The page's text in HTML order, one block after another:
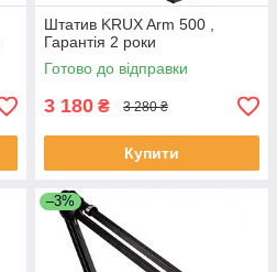
Штатив KRUX Arm 500 ,
Гарантія 2 роки
Готово до відправки
3 180 ₴ 3 280 ₴
Купити
–3%